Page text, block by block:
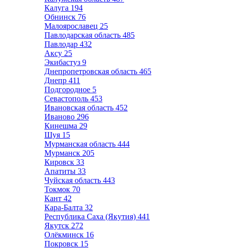
Калуга 194
Обнинск 76
Малоярославец 25
Павлодарская область 485
Павлодар 432
Аксу 25
Экибастуз 9
Днепропетровская область 465
Днепр 411
Подгородное 5
Севастополь 453
Ивановская область 452
Иваново 296
Кинешма 29
Шуя 15
Мурманская область 444
Мурманск 205
Кировск 33
Апатиты 33
Чуйская область 443
Токмок 70
Кант 42
Кара-Балта 32
Республика Саха (Якутия) 441
Якутск 272
Олёкминск 16
Покровск 15